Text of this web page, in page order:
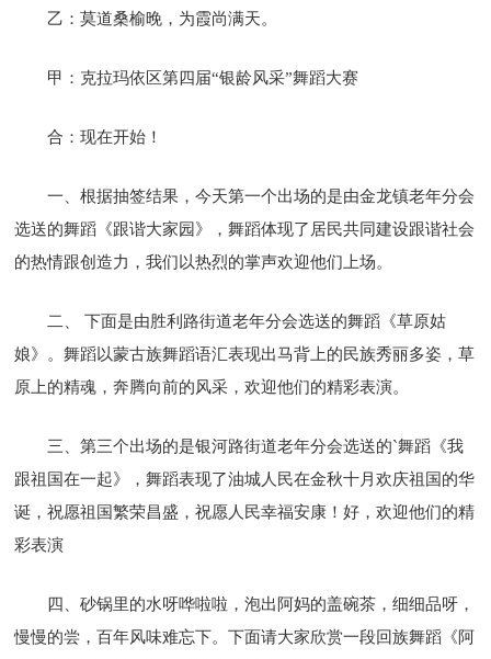
乙：莫道桑榆晚，为霞尚满天。
甲：克拉玛依区第四届“银龄风采”舞蹈大赛
合：现在开始！
一、根据抽签结果，今天第一个出场的是由金龙镇老年分会
选送的舞蹈《跟谐大家园》，舞蹈体现了居民共同建设跟谐社会
的热情跟创造力，我们以热烈的掌声欢迎他们上场。
二、 下面是由胜利路街道老年分会选送的舞蹈《草原姑
娘》。舞蹈以蒙古族舞蹈语汇表现出马背上的民族秀丽多姿，草
原上的精魂，奔腾向前的风采，欢迎他们的精彩表演。
三、第三个出场的是银河路街道老年分会选送的`舞蹈《我
跟祖国在一起》，舞蹈表现了油城人民在金秋十月欢庆祖国的华
诞，祝愿祖国繁荣昌盛，祝愿人民幸福安康！好，欢迎他们的精
彩表演
四、砂锅里的水呀哗啦啦，泡出阿妈的盖碗茶，细细品呀，
慢慢的尝，百年风味难忘下。下面请大家欣赏一段回族舞蹈《阿